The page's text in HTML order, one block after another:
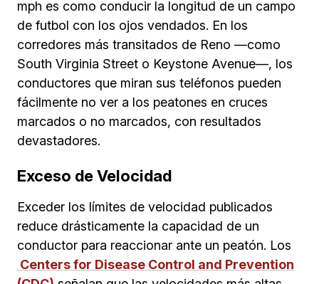
mph es como conducir la longitud de un campo
de futbol con los ojos vendados. En los
corredores más transitados de Reno —como
South Virginia Street o Keystone Avenue—, los
conductores que miran sus teléfonos pueden
fácilmente no ver a los peatones en cruces
marcados o no marcados, con resultados
devastadores.
Exceso de Velocidad
Exceder los límites de velocidad publicados
reduce drásticamente la capacidad de un
conductor para reaccionar ante un peatón. Los
Centers for Disease Control and Prevention